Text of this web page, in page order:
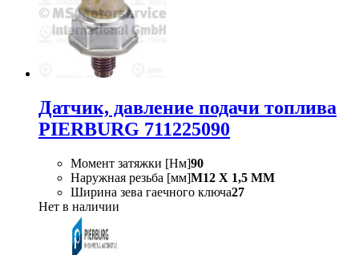
Датчик, давление подачи топлива
PIERBURG 711225090
Момент затяжки [Нм]90
Наружная резьба [мм]M12 X 1,5 MM
Ширина зева гаечного ключа27
Нет в наличии